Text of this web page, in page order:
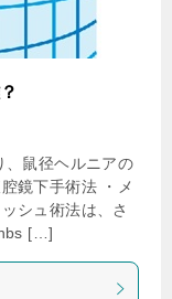
、鼠径ヘルニアの
鏡下手術法 ・メ
シュ術法は、さ
[…]